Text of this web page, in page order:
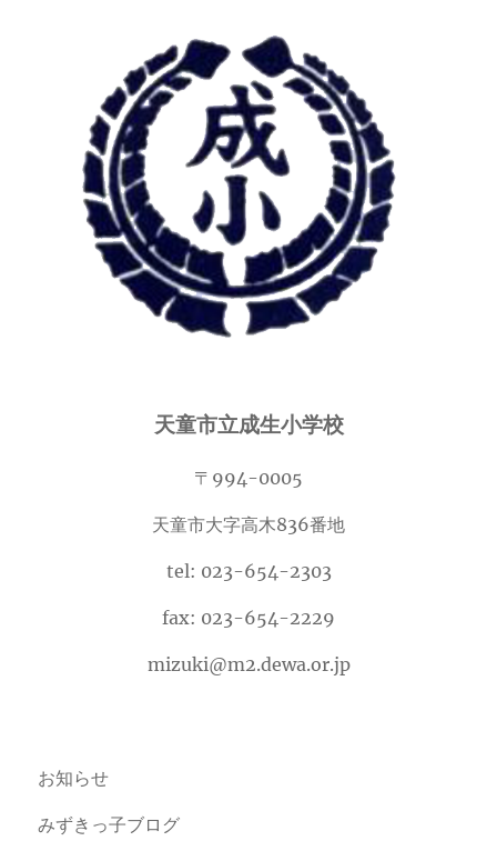
天童市立成生小学校
〒994-0005
天童市大字高木836番地
tel: 023-654-2303
fax: 023-654-2229
mizuki@m2.dewa.or.jp
お知らせ
みずきっ子ブログ